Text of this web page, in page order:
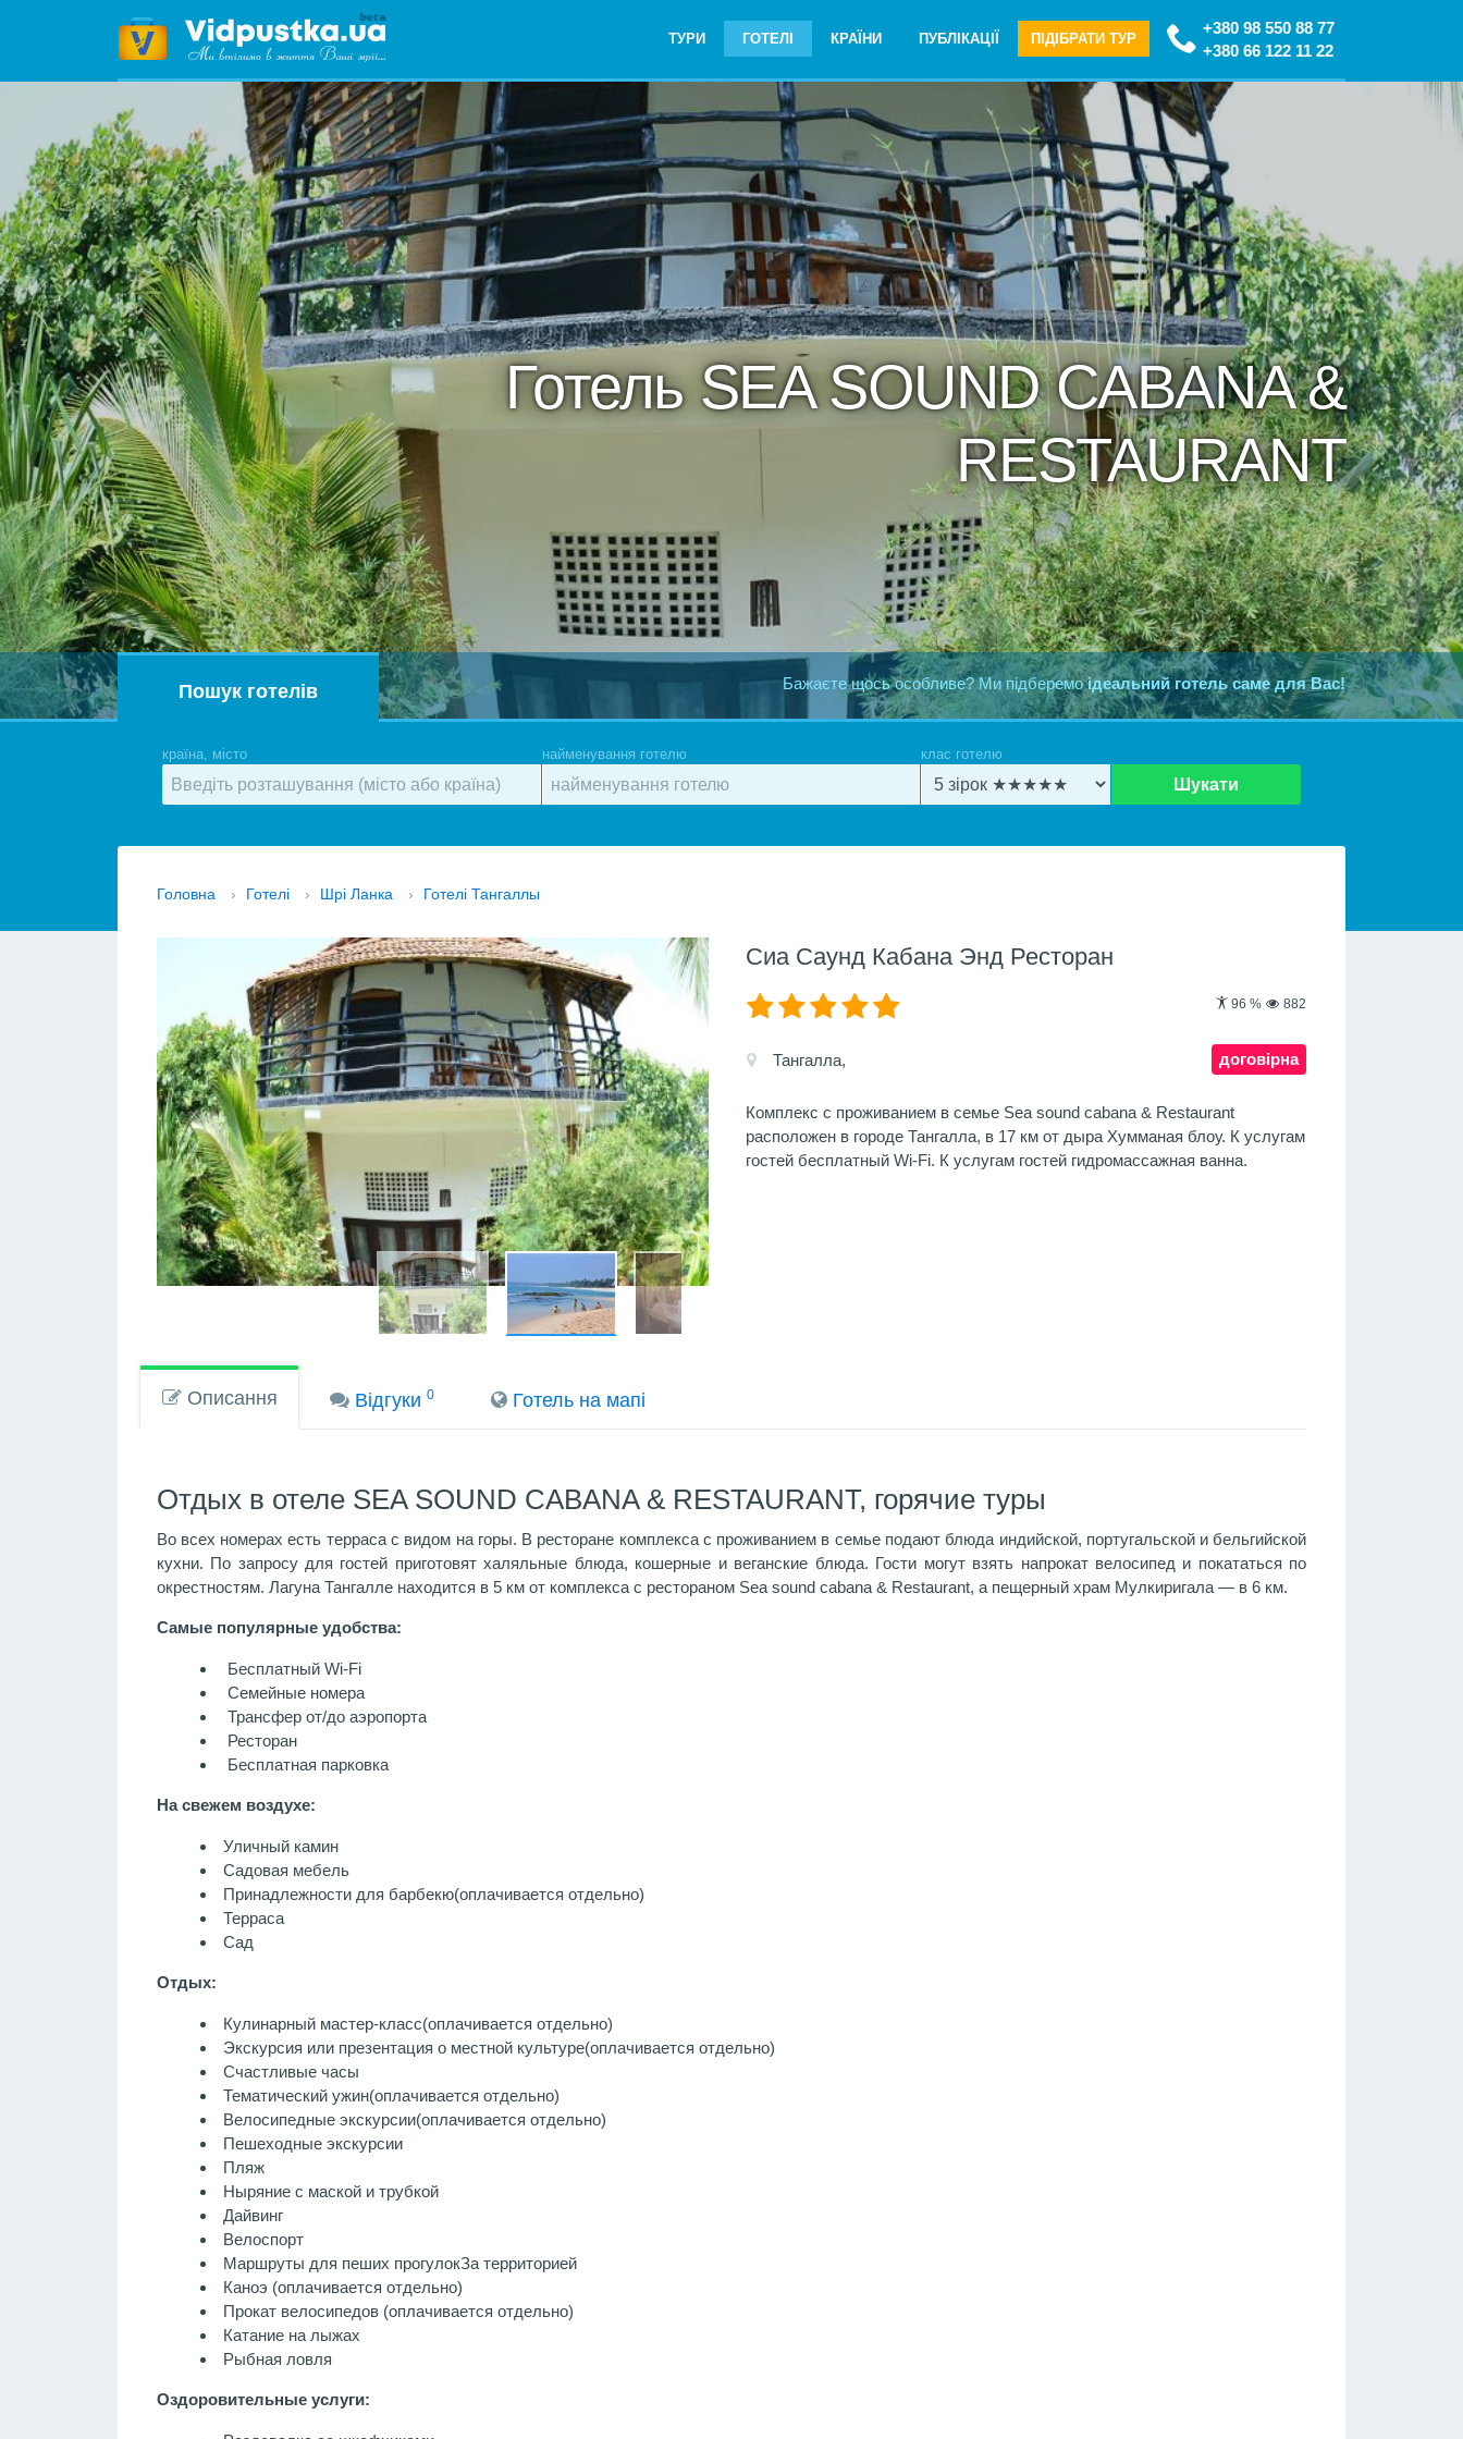
+380 98 550 88 77
+380 66 122 11 22
ТУРИ ГОТЕЛІ КРАЇНИ ПУБЛІКАЦІЇ ПІДІБРАТИ ТУР
Готель SEA SOUND CABANA &
RESTAURANT
Бажаєте щось особливе? Ми підберемоідеальний готель саме для Вас!
Пошук готелів
країна, місто найменування готелю клас готелю
Шукати
Головна › Готелі › Шрі Ланка › Готелі Тангаллы
Сиа Саунд Кабана Энд Ресторан
96 % 882
договірна
Тангалла,
Комплекс с проживанием в семье Sea sound cabana & Restaurant
расположен в городе Тангалла, в 17 км от дыра Хумманая блоу. К услугам
гостей бесплатный Wi-Fi. К услугам гостей гидромассажная ванна.
Описання Вiдгуки0 Готель на мапi
Отдых в отеле SEA SOUND CABANA & RESTAURANT, горячие туры
Во всех номерах есть терраса с видом на горы. В ресторане комплекса с проживанием в семье подают блюда индийской, португальской и бельгийской
кухни. По запросу для гостей приготовят халяльные блюда, кошерные и веганские блюда. Гости могут взять напрокат велосипед и покататься по
окрестностям. Лагуна Тангалле находится в 5 км от комплекса с рестораном Sea sound cabana & Restaurant, а пещерный храм Мулкиригала — в 6 км.
Самые популярные удобства:
Бесплатный Wi-Fi
Семейные номера
Трансфер от/до аэропорта
Ресторан
Бесплатная парковка
На свежем воздухе:
Уличный камин
Садовая мебель
Принадлежности для барбекю(оплачивается отдельно)
Терраса
Сад
Отдых:
Кулинарный мастер-класс(оплачивается отдельно)
Экскурсия или презентация о местной культуре(оплачивается отдельно)
Счастливые часы
Тематический ужин(оплачивается отдельно)
Велосипедные экскурсии(оплачивается отдельно)
Пешеходные экскурсии
Пляж
Ныряние с маской и трубкой
Дайвинг
Велоспорт
Маршруты для пеших прогулокЗа территорией
Каноэ (оплачивается отдельно)
Прокат велосипедов (оплачивается отдельно)
Катание на лыжах
Рыбная ловля
Оздоровительные услуги: